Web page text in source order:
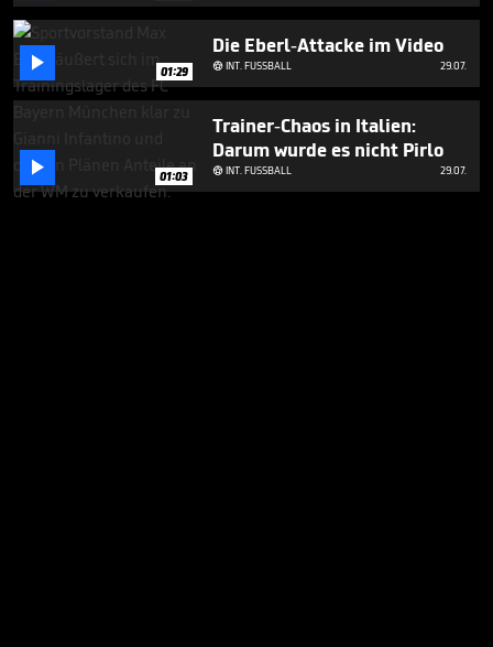
 01:29
Die Eberl-Attacke im Video
INT. FUSSBALL 29.07.
 01:03
Trainer-Chaos in Italien:
Darum wurde es nicht Pirlo
INT. FUSSBALL 29.07.